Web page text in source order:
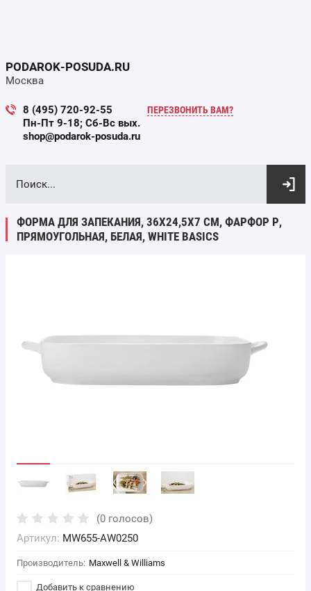
PODAROK-POSUDA.RU
Москва
8 (495) 720-92-55
Пн-Пт 9-18; Сб-Вс вых.
shop@podarok-posuda.ru
ПЕРЕЗВОНИТЬ ВАМ?
ВЫБОР ПО ПАРАМЕТРАМ
ФОРМА ДЛЯ ЗАПЕКАНИЯ, 36Х24,5Х7 СМ, ФАРФОР P,
ПРЯМОУГОЛЬНАЯ, БЕЛАЯ, WHITE BASICS
(0 голосов)
Артикул: MW655-AW0250
Производитель: Maxwell & Williams
Добавить к сравнению